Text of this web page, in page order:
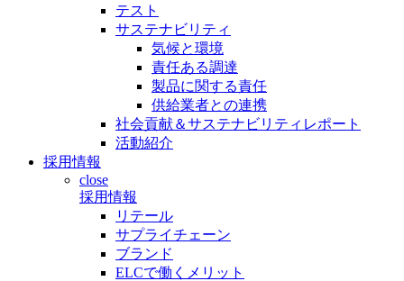
テスト
サステナビリティ
気候と環境
責任ある調達
製品に関する責任
供給業者との連携
社会貢献＆サステナビリティレポート
活動紹介
採用情報
close
採用情報
リテール
サプライチェーン
ブランド
ELCで働くメリット